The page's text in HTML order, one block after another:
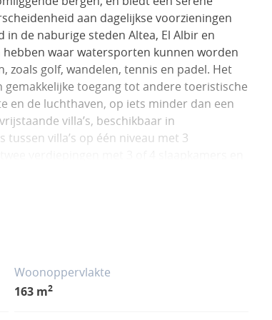
aan dagelijkse voorzieningen
de naburige steden Altea, El Albir en
waar watersporten kunnen worden
zoals golf, wandelen, tennis en padel. Het
toegang tot andere toeristische
en de luchthaven, op iets minder dan een
villa’s, beschikbaar in
villa’s op één niveau met 3
open indeling, waarbij de keuken,
plafond in de woonkamer en 1
hebben een hoofdslaapkamer met een
badkamer voor de 2 overige
Woonoppervlakte
163 m2